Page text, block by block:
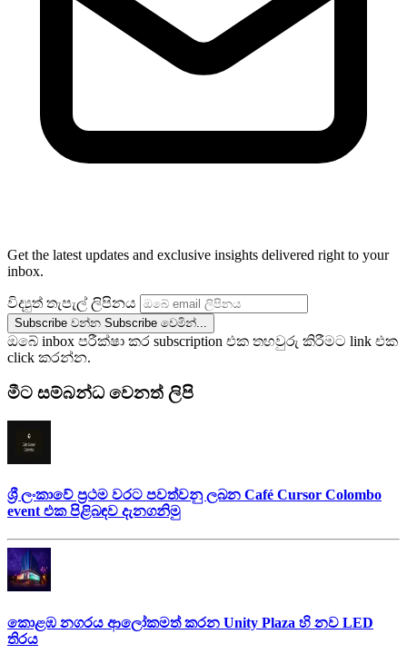
Get the latest updates and exclusive insights delivered right to your
inbox.
විද්‍යුත් තැපැල් ලිපිනය
Subscribe වන්න Subscribe වෙමින්...
ඔබේ inbox පරීක්ෂා කර subscription එක තහවුරු කිරීමට link එක
click කරන්න.
මීට සම්බන්ධ වෙනත් ලිපි
ශ්‍රී ලංකාවේ ප්‍රථම වරට පවත්වනු ලබන Café Cursor Colombo
event එක පිළිබඳව දැනගනිමු
කොළඹ නගරය ආලෝකමත් කරන Unity Plaza හි නව LED
තිරය